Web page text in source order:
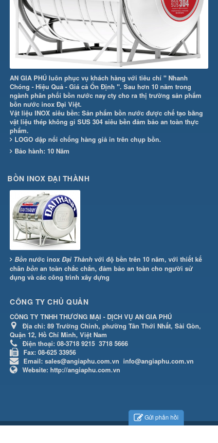
AN GIA PHÚ luôn phục vụ khách hàng với tiêu chí " Nhanh
Chóng - Hiệu Quả - Giá cả Ổn Định ". Sau hơn 10 năm trong
ngành phân phối bồn nước nay cty cho ra thị trường sản phẩm
bồn nước inox Đại Việt.
Vật liệu INOX siêu bền: Sản phẩm bồn nước được chế tạo bằng
vật liệu thép không gỉ SUS 304 siêu bền đảm bảo an toàn thực
phẩm.
LOGO dập nổi chống hàng giả in trên chụp bồn.
Bảo hành: 10 Năm
BỒN INOX ĐẠI THÀNH
Bồn nước inox Đại Thành với độ bền trên 10 năm, với thiết kế
chân bồn an toàn chắc chắn, đảm bảo an toàn cho người sử
dụng và các công trình xây dựng
CÔNG TY CHỦ QUẢN
CÔNG TY TNHH THƯƠNG MẠI - DỊCH VỤ AN GIA PHÚ
Địa chỉ: 89 Trường Chinh, phường Tân Thới Nhất, Sài Gòn,
Quận 12, Hồ Chí Minh, Việt Nam
Điện thoại: 08-3718 9215 3718 5666
Fax: 08-625 33956
Email: sales@angiaphu.com.vn info@angiaphu.com.vn
Website: http://angiaphu.com.vn
Gửi phản hồi